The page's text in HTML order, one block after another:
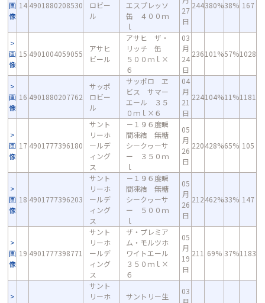
画
像
14 4901880208530
ロビー
ル
エスプレッソ
缶 ４００ｍ
ｌ
27
日
244380%38% 167
画
像
15 4901004059055
アサヒ
ビール
アサヒ ザ・
リッチ 缶
５００ｍｌ×
６
03
月
24
日
236101%57%1028
画
像
16 4901880207762
サッポ
ロビー
ル
サッポロ ヱ
ビス サマー
エール ３５
０ｍｌ×６
04
月
21
日
224104%11%1181
画
像
17 4901777396180
サント
リーホ
ールデ
ィング
ス
－１９６度瞬
間凍結 無糖
シークヮーサ
ー ３５０ｍ
ｌ
05
月
26
日
220428%65% 105
画
像
18 4901777396203
サント
リーホ
ールデ
ィング
ス
－１９６度瞬
間凍結 無糖
シークヮーサ
ー ５００ｍ
ｌ
05
月
26
日
212462%33% 147
画
像
19 4901777398771
サント
リーホ
ールデ
ィング
ス
ザ・プレミア
ム・モルツホ
ワイトエール
３５０ｍｌ×
６
05
月
19
日
211 69% 37%1183
サント
リーホ
サントリー生
03